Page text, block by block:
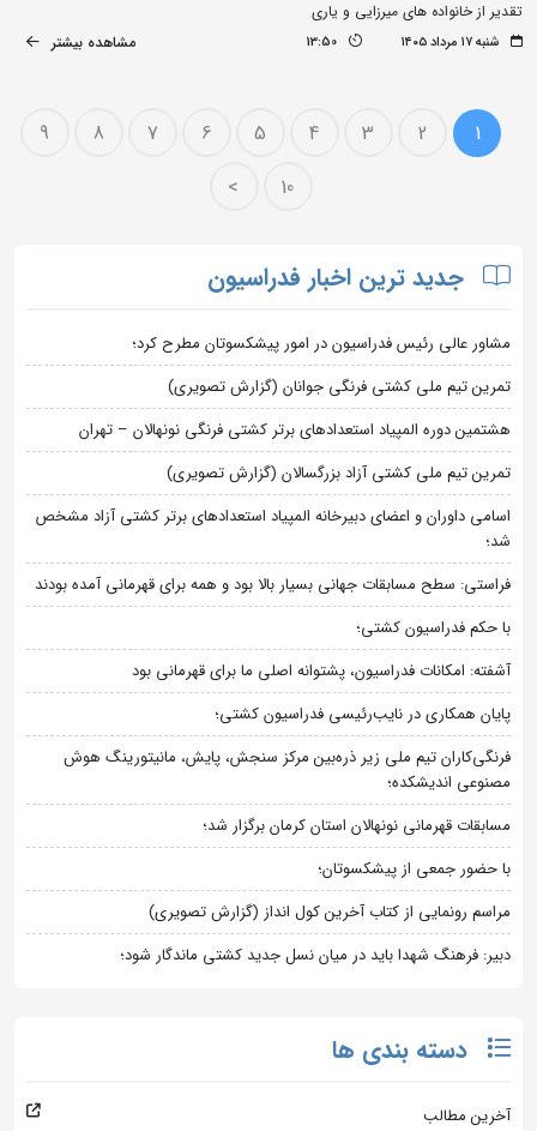
تقدیر از خانواده های میرزایی و یاری
شنبه ۱۷ مرداد ۱۴۰۵ 13:50 مشاهده بیشتر
1
2
3
4
5
6
7
8
9
10
>
جدید ترین اخبار فدراسیون
مشاور عالی رئیس فدراسیون در امور پیشکسوتان مطرح کرد؛
تمرین تیم ملی کشتی فرنگی جوانان (گزارش تصویری)
هشتمین دوره المپیاد استعدادهای برتر کشتی فرنگی نونهالان – تهران
تمرین تیم ملی کشتی آزاد بزرگسالان (گزارش تصویری)
اسامی داوران و اعضای دبیرخانه المپیاد استعدادهای برتر کشتی آزاد مشخص
شد؛
فراستی: سطح مسابقات جهانی بسیار بالا بود و همه برای قهرمانی آمده بودند
با حکم فدراسیون کشتی؛
آشفته: امکانات فدراسیون، پشتوانه اصلی ما برای قهرمانی بود
پایان همکاری در نایب‌رئیسی فدراسیون کشتی؛
فرنگی‌کاران تیم ملی زیر ذره‌بین مرکز سنجش، پایش، مانیتورینگ هوش
مصنوعی اندیشکده؛
مسابقات قهرمانی نونهالان استان کرمان برگزار شد؛
با حضور جمعی از پیشکسوتان؛
مراسم رونمایی از کتاب آخرین کول انداز (گزارش تصویری)
دبیر: فرهنگ شهدا باید در میان نسل جدید کشتی ماندگار شود؛
دسته بندی ها
آخرین مطالب